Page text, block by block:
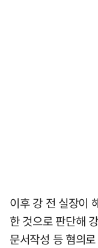
이후 강 전 실장이
한 것으로 판단해
문서작성 등 혐의